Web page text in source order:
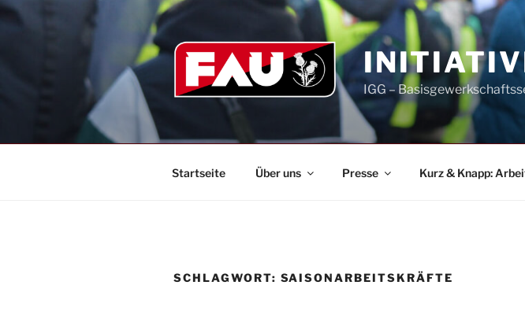
Zum
IGG –
Startseite Über uns Presse Kurz & Knapp:
SCHLAGWORT: SAISONARBEITSKRÄFTE